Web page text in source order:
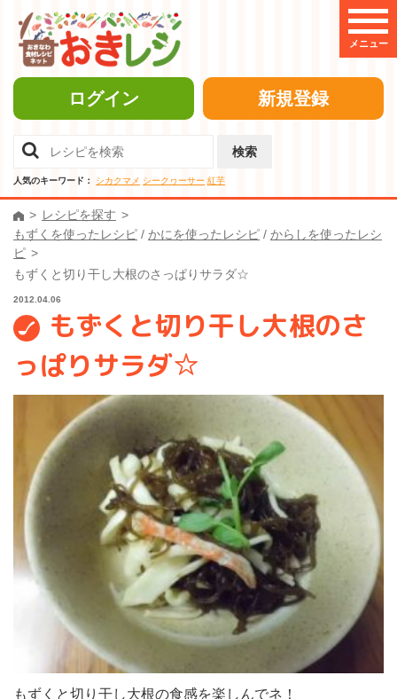
メニュー
ログイン 新規登録
検索
人気のキーワード： シカクマメ シークヮーサー 紅芋
レシピを探す
もずくを使ったレシピ / かにを使ったレシピ / からしを使ったレシ
ピ
もずくと切り干し大根のさっぱりサラダ☆
2012.04.06
もずくと切り干し大根のさ
っぱりサラダ☆
もずくと切り干し大根の食感を楽しんでネ！